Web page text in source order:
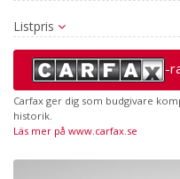
Listpris
-
Carfax ger dig som budgivare
historik.
Läs mer på www.carfax.se